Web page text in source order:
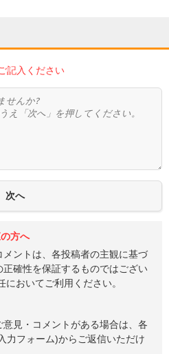
記入ください
方へ
ントは、各投稿者の主観に基づ
正確性を保証するものではござい
においてご利用ください。
見・コメントがある場合は、各
力フォーム)からご返信いただけ